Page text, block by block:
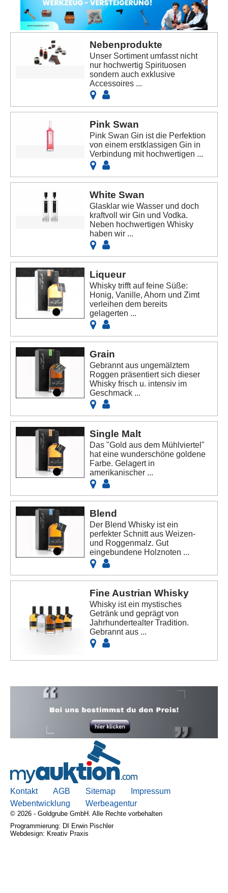
Nebenprodukte
Unser Sortiment umfasst nicht
nur hochwertig Spirituosen
sondern auch exklusive
Accessoires ...
Pink Swan
Pink Swan Gin ist die Perfektion
von einem erstklassigen Gin in
Verbindung mit hochwertigen ...
White Swan
Glasklar wie Wasser und doch
kraftvoll wir Gin und Vodka.
Neben hochwertigen Whisky
haben wir ...
Liqueur
Whisky trifft auf feine Süße:
Honig, Vanille, Ahorn und Zimt
verleihen dem bereits
gelagerten ...
Grain
Gebrannt aus ungemälztem
Roggen präsentiert sich dieser
Whisky frisch u. intensiv im
Geschmack ...
Single Malt
Das "Gold aus dem Mühlviertel"
hat eine wunderschöne goldene
Farbe. Gelagert in
amerikanischer ...
Blend
Der Blend Whisky ist ein
perfekter Schnitt aus Weizen-
und Roggenmalz. Gut
eingebundene Holznoten ...
Fine Austrian Whisky
Whisky ist ein mystisches
Getränk und geprägt von
Jahrhundertealter Tradition.
Gebrannt aus ...
Kontakt AGB Sitemap
Impressum
Webentwicklung
Werbeagentur
© 2026 - Goldgrube GmbH. Alle Rechte vorbehalten
Programmierung: DI Erwin Pischler
Webdesign: Kreativ Praxis